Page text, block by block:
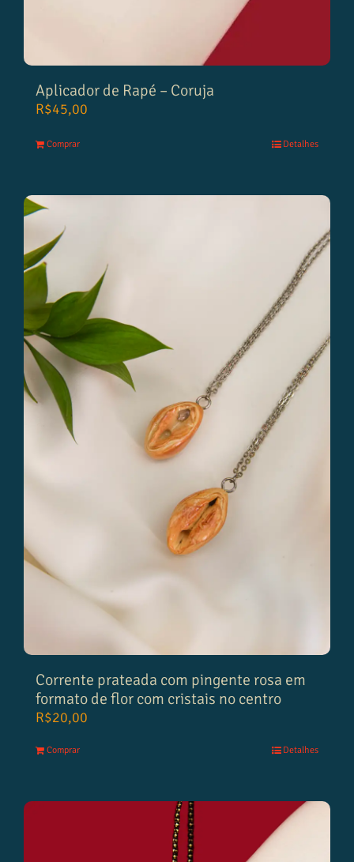
Aplicador de Rapé – Coruja
R$45,00
Comprar Detalhes
Corrente prateada com pingente rosa em
formato de flor com cristais no centro
R$20,00
Comprar Detalhes